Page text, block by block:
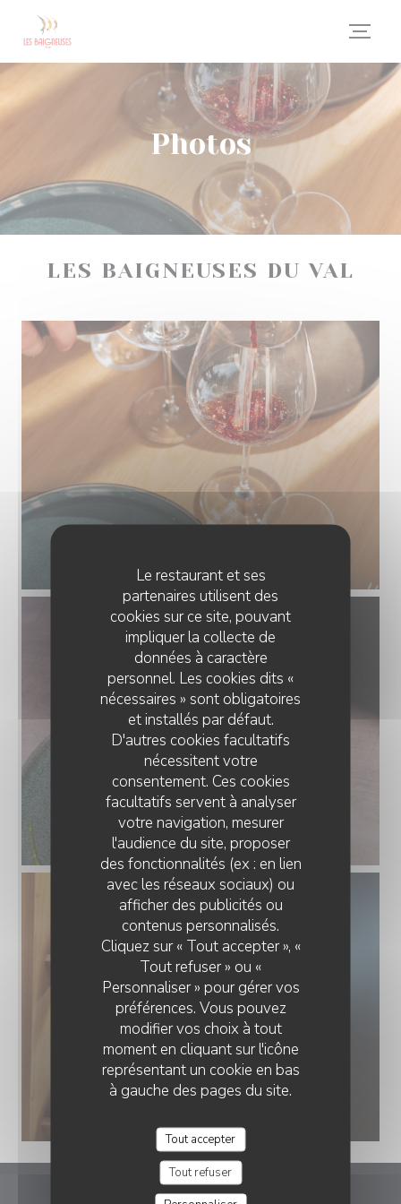
Personnalisation de vos choix en matière de cookies
Le restaurant et ses
partenaires utilisent des
cookies sur ce site, pouvant
impliquer la collecte de
données à caractère
personnel. Les cookies dits «
nécessaires » sont obligatoires
et installés par défaut.
D'autres cookies facultatifs
nécessitent votre
consentement. Ces cookies
facultatifs servent à analyser
votre navigation, mesurer
l'audience du site, proposer
des fonctionnalités (ex : en lien
avec les réseaux sociaux) ou
afficher des publicités ou
contenus personnalisés.
Cliquez sur « Tout accepter », «
Tout refuser » ou «
Personnaliser » pour gérer vos
préférences. Vous pouvez
modifier vos choix à tout
moment en cliquant sur l'icône
représentant un cookie en bas
à gauche des pages du site.
Tout accepter
Tout refuser
Photos
LES BAIGNEUSES DU VAL